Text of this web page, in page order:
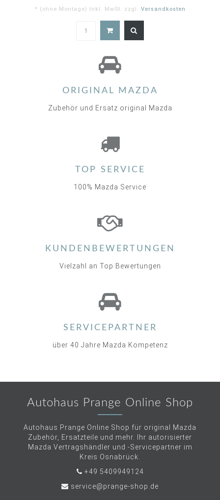
* (ohne Montage) Inkl. MwSt. zzgl. Versandkosten
ORIGINAL MAZDA
Zubehör und Ersatz original Mazda
TOP SERVICE
100% Mazda Service
KUNDENBEWERTUNGEN
Vielzahl an Top Bewertungen
SERVICEPARTNER
über 40 Jahre Mazda Kompetenz
Autohaus Prange Online Shop
Autohaus Prange Online Shop für original Mazda
Zubehör, Ersatzteile und mehr. Ihr autorisierter
Mazda Vertragshändler und -Servicepartner im
Kreis Osnabrück.
+49 5409949124
service@prange-shop.de